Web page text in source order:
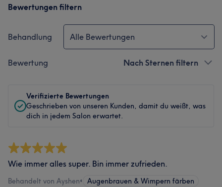
Bewertungen filtern
Behandlung Alle Bewertungen
Bewertung Nach Sternen filtern
Verifizierte Bewertungen
Geschrieben von unseren Kunden, damit du weißt, was
dich in jedem Salon erwartet.
Wie immer alles super. Bin immer zufrieden.
Behandelt von Ayshen• Augenbrauen & Wimpern färben